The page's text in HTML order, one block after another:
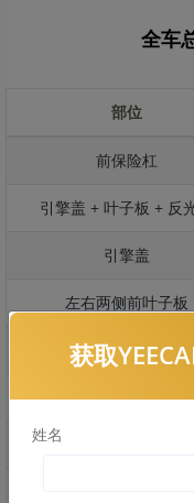
全车
部位
前保险杠
引擎盖 + 叶子板 + 反
引擎盖
左右两侧前叶子板
反光镜
后保险杠
获取
姓名